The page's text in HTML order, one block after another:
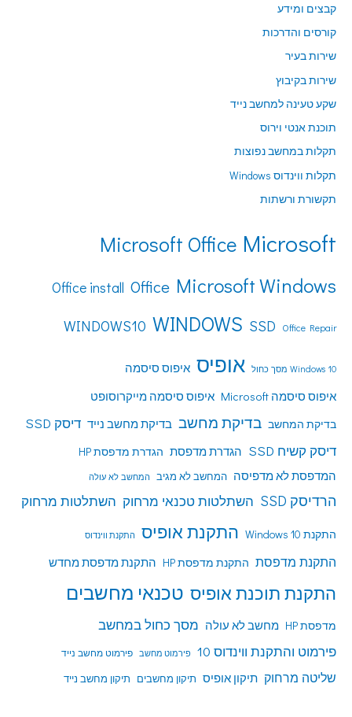
קבצים ומידע
קורסים והדרכות
שירות בעיר
שירות בקיבוץ
שקע טעינה למחשב נייד
תוכנת אנטי וירוס
תקלות במחשב נפוצות
תקלות ווינדוס Windows
תקשורת ורשתות
Microsoft
Microsoft Office
Microsoft Windows
Office
Office install
Office Repair
SSD
WINDOWS
WINDOWS10
Windows 10 מסך כחול אופיס איפוס סיסמה
איפוס סיסמה Microsoft
איפוס סיסמה מייקרוסופט
בדיקת המחשב בדיקת מחשב בדיקת מחשב נייד דיסק SSD
דיסק קשיח SSD
הגדרת מדפסת הגדרת מדפסת HP
המדפסת לא מדפיסה המחשב לא מגיב המחשב לא עולה
הרדיסק SSD השתלטות טכנאי מרחוק השתלטות מרחוק
התקנת Windows 10 התקנת אופיס התקנת ווינדוס
התקנת מדפסת התקנת מדפסת HP התקנת מדפסת מחדש
התקנת תוכנת אופיס טכנאי מחשבים
מדפסת HP מחשב לא עולה מסך כחול במחשב
פירמוט והתקנת ווינדוס 10
פירמוט מחשב פירמוט מחשב נייד
שליטה מרחוק תיקון אופיס תיקון מחשבים תיקון מחשב נייד